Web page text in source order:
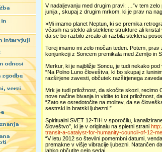
V nadaljevanju med drugim pravi: …”v tem
junija , skupaj z drugim mrkom, ki je prav na
»Mi imamo planet Neptun, ki se premika
včasih na steklo ali steklene strukture ali
da se bo razbilo zrcalo ali razbila steklena
Torej imamo mi zelo močan teden. Potem,
konjunkciji z Soncem premikala med Zemljo in
Merkur, ki je najbližje Soncu, je tudi nekako
“Na Polno Luno človeštva, ki bo skupaj z
razširjene zavesti, občutek razširjenega
Mrk je tudi priložnost, da skočite skozi, recimo
nove načine bivanja in vidite to kot priložnost,
“Zato se osredotočite na molitev, da se
sestrski in bratski ljubezni.”
Spiritualni SVET 12-TIH v sporočilu,
človeštvo”, ki je v originalu na spletni strani
transit-a-catalyst-for-humanity-council-of-12-
“V letu 2012 so številni pomembni datumi,
premakne v višje vibracije ljubezni. Natančen
lahko občutite celo sedaj.